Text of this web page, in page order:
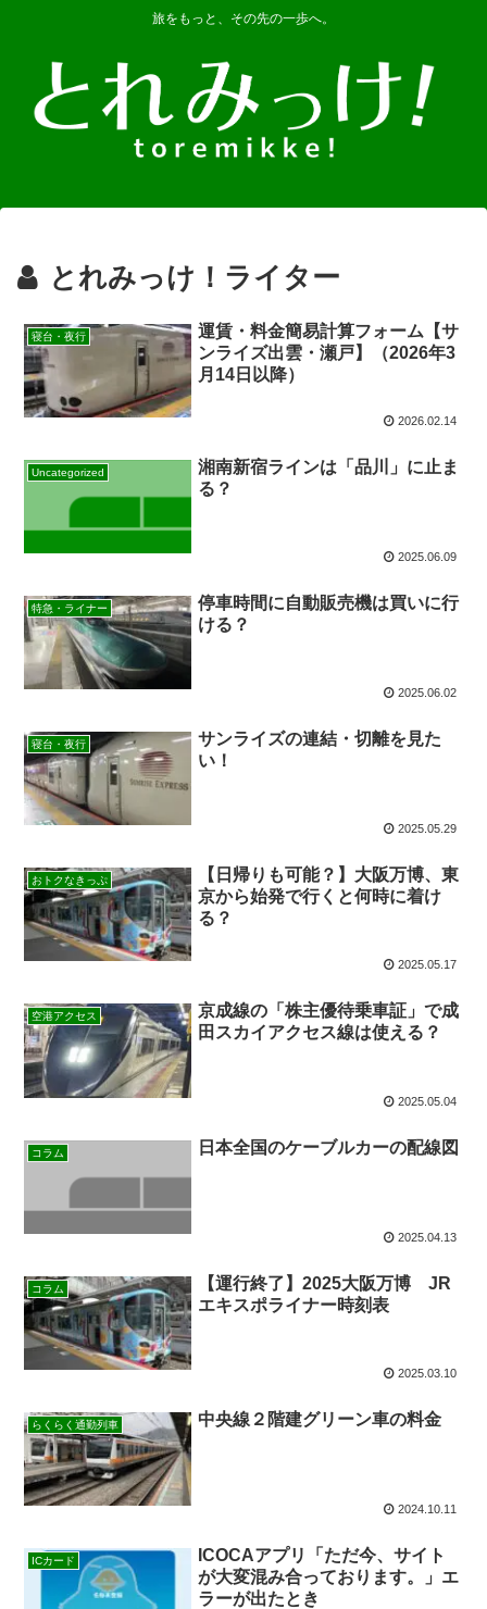
旅をもっと、その先の一歩へ。
とれみっけ！ライター
寝台・夜行
運賃・料金簡易計算フォーム【サ
ンライズ出雲・瀬戸】（2026年3
月14日以降）
2026.02.14
Uncategorized
湘南新宿ラインは「品川」に止ま
る？
2025.06.09
特急・ライナー
停車時間に自動販売機は買いに行
ける？
2025.06.02
寝台・夜行
サンライズの連結・切離を見た
い！
2025.05.29
おトクなきっぷ
【日帰りも可能？】大阪万博、東
京から始発で行くと何時に着け
る？
2025.05.17
空港アクセス
京成線の「株主優待乗車証」で成
田スカイアクセス線は使える？
2025.05.04
コラム 日本全国のケーブルカーの配線図
2025.04.13
コラム
【運行終了】2025大阪万博 JR
エキスポライナー時刻表
2025.03.10
らくらく通勤列車 中央線２階建グリーン車の料金
2024.10.11
ICカード
ICOCAアプリ「ただ今、サイト
が大変混み合っております。」エ
ラーが出たとき